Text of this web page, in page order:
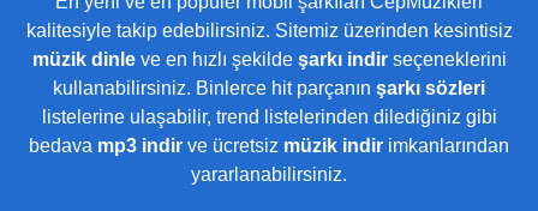
kalitesiyle takip edebilirsiniz. Sitemiz üzerinden kesintisiz
müzik dinleve en hızlı şekilde şarkı indirseçeneklerini
kullanabilirsiniz. Binlerce hit parçanın şarkı sözleri
listelerine ulaşabilir, trend listelerinden dilediğiniz gibi
bedava mp3 indir ve ücretsiz müzik indir imkanlarından
yararlanabilirsiniz.